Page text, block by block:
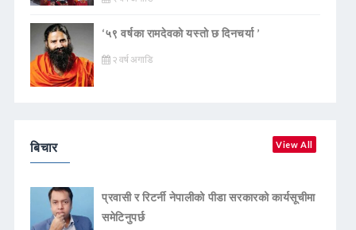
‘५९ वर्षका रामदेवकाे यस्ताे छ दिनचर्या ’
२ वर्ष अगाडि
बिचार View All
प्रवासी र रिटर्नी नेपालीको पीडा सरकारको कार्यसूचीमा
समेटिनुपर्छ